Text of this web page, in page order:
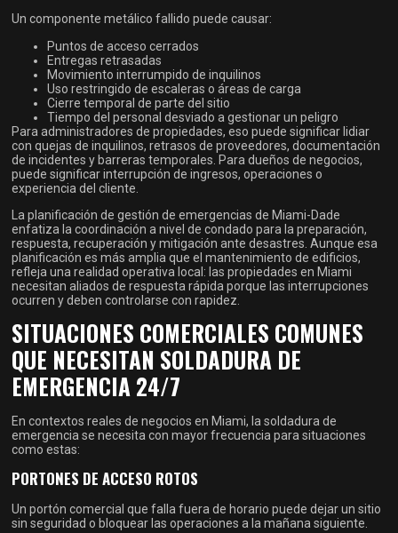
Un componente metálico fallido puede causar:
Puntos de acceso cerrados
Entregas retrasadas
Movimiento interrumpido de inquilinos
Uso restringido de escaleras o áreas de carga
Cierre temporal de parte del sitio
Tiempo del personal desviado a gestionar un peligro
Para administradores de propiedades, eso puede significar lidiar
con quejas de inquilinos, retrasos de proveedores, documentación
de incidentes y barreras temporales. Para dueños de negocios,
puede significar interrupción de ingresos, operaciones o
experiencia del cliente.
La planificación de gestión de emergencias de Miami-Dade
enfatiza la coordinación a nivel de condado para la preparación,
respuesta, recuperación y mitigación ante desastres. Aunque esa
planificación es más amplia que el mantenimiento de edificios,
refleja una realidad operativa local: las propiedades en Miami
necesitan aliados de respuesta rápida porque las interrupciones
ocurren y deben controlarse con rapidez.
SITUACIONES COMERCIALES COMUNES
QUE NECESITAN SOLDADURA DE
EMERGENCIA 24/7
En contextos reales de negocios en Miami, la soldadura de
emergencia se necesita con mayor frecuencia para situaciones
como estas:
PORTONES DE ACCESO ROTOS
Un portón comercial que falla fuera de horario puede dejar un sitio
sin seguridad o bloquear las operaciones a la mañana siguiente.